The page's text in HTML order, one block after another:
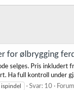
for ølbrygging
selges. Pris inkludert
Ha full kontroll under
ispindel Svar: 10